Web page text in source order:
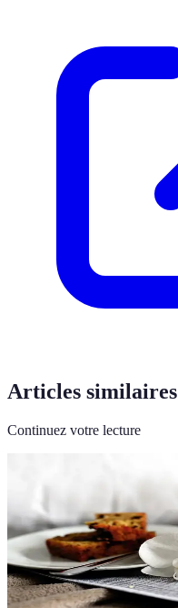
Articles similaires
Continuez votre lecture